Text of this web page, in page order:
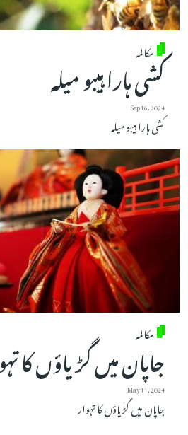
مکالمہ
کشی ہارا ہیبو میلہ
Sep 16, 2024
کشی ہارا ہیبو میلہ
مکالمہ
جاپان میں گڑیاؤں کا
May 11, 2024
جاپان میں گڑیاؤں کا تہوار